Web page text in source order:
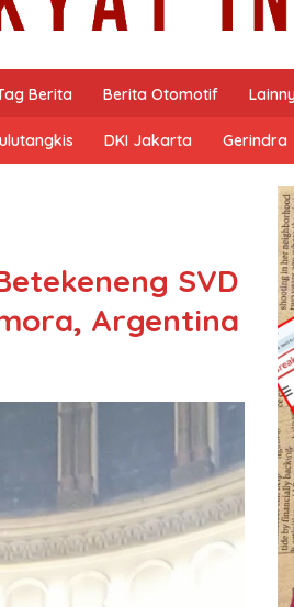
Berita Berita Otomotif
DKI Jakarta Gerindra
SVD
Argentina